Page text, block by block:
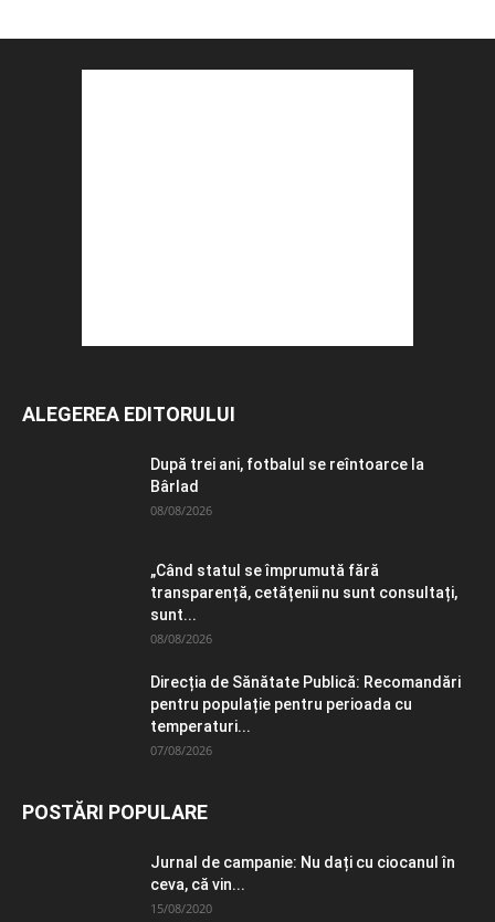
ALEGEREA EDITORULUI
După trei ani, fotbalul se reîntoarce la
Bârlad
08/08/2026
„Când statul se împrumută fără
transparență, cetățenii nu sunt consultați,
sunt...
08/08/2026
Direcția de Sănătate Publică: Recomandări
pentru populație pentru perioada cu
temperaturi...
07/08/2026
POSTĂRI POPULARE
Jurnal de campanie: Nu dați cu ciocanul în
ceva, că vin...
15/08/2020